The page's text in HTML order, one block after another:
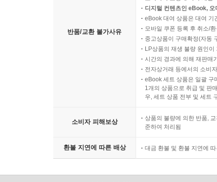
반품/교환 불가사유
디지털 컨텐츠인 eBook,
eBook 대여 상품은 대여 기
모바일 쿠폰 등록 후 취소/
중고상품이 구매확정(자동
LP상품의 재생 불량 원인
시간의 경과에 의해 재판매
전자상거래 등에서의 소비
eBook 세트 상품은 일괄 구
1개의 상품으로 취급 및 판
우, 세트 상품 전부 및 세트
소비자 피해보상
상품의 불량에 의한 반품,
준하여 처리됨
환불 지연에 따른 배상 대금 환불 및 환불 지연에